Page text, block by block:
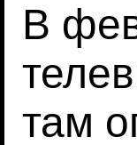
В
там